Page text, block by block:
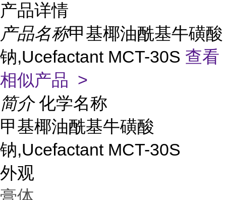
产品详情
产品名称甲基椰油酰基牛磺酸
钠,Ucefactant MCT-30S 查看
相似产品 >
简介 化学名称
甲基椰油酰基牛磺酸
钠,Ucefactant MCT-30S
外观
膏体